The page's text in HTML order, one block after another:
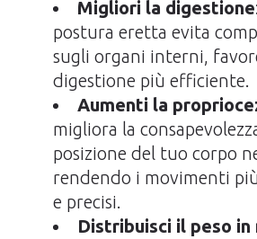
Migliori la digestione
postura eretta evita
sugli organi interni,
digestione più efficiente.
Aumenti la
migliora la
posizione del tuo corpo
rendendo i movimenti
e precisi.
Distribuisci il peso in